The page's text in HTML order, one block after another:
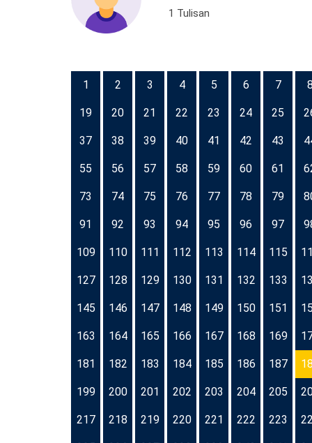
1 Tulisan
1 2 3 4 5 6 7
19 20 21 22 23 24 25
37 38 39 40 41 42 43
55 56 57 58 59 60 61
73 74 75 76 77 78 79
91 92 93 94 95 96 97
109 110 111 112 113 114 115
127 128 129 130 131 132 133
145 146 147 148 149 150 151
163 164 165 166 167 168 169
181 182 183 184 185 186 187
199 200 201 202 203 204 205
217 218 219 220 221 222 223